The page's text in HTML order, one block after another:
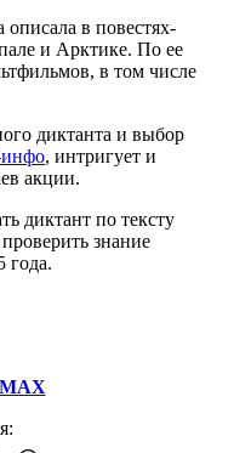
описала в повестях-
и Арктике. По ее
в том числе
диктанта и выбор
, интригует и
акции.
диктант по тексту
знание
года.
МАХ